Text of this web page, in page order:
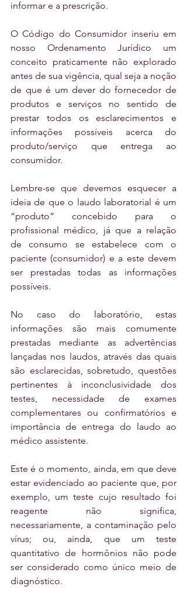
informar e a prescrição.
O Código do Consumidor inseriu em
nosso Ordenamento Jurídico um
conceito praticamente não explorado
antes de sua vigência, qual seja a noção
de que é um dever do fornecedor de
produtos e serviços no sentido de
prestar todos os esclarecimentos e
informações possíveis acerca do
produto/serviço que entrega ao
consumidor.
Lembre-se que devemos esquecer a
ideia de que o laudo laboratorial é um
“produto” concebido para o
profissional médico, já que a relação
de consumo se estabelece com o
paciente (consumidor) e a este devem
ser prestadas todas as informações
possíveis.
No caso do laboratório, estas
informações são mais comumente
prestadas mediante as advertências
lançadas nos laudos, através das quais
são esclarecidas, sobretudo, questões
pertinentes à inconclusividade dos
testes, necessidade de exames
complementares ou confirmatórios e
importância de entrega do laudo ao
médico assistente.
Este é o momento, ainda, em que deve
estar evidenciado ao paciente que, por
exemplo, um teste cujo resultado foi
reagente não significa,
necessariamente, a contaminação pelo
vírus; ou, ainda, que um teste
quantitativo de hormônios não pode
ser considerado como único meio de
diagnóstico.